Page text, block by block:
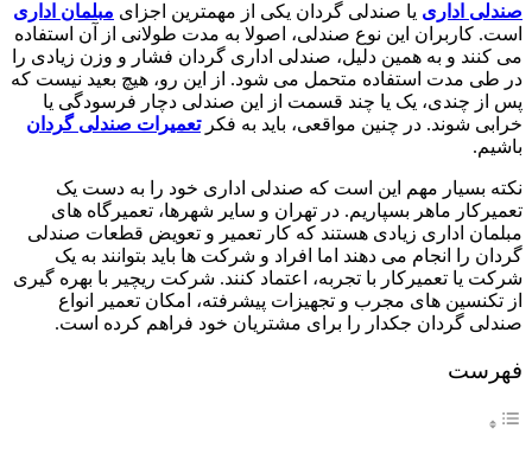
صندلی اداری یا صندلی گردان یکی از مهمترین اجزای مبلمان اداری
است. کاربران این نوع صندلی، اصولا به مدت طولانی از آن استفاده
می کنند و به همین دلیل، صندلی اداری گردان فشار و وزن زیادی را
در طی مدت استفاده متحمل می شود. از این رو، هیچ بعید نیست که
پس از چندی، یک یا چند قسمت از این صندلی دچار فرسودگی یا
خرابی شوند. در چنین مواقعی، باید به فکرتعمیرات صندلی گردان
باشیم.
نکته بسیار مهم این است که صندلی اداری خود را به دست یک
تعمیرکار ماهر بسپاریم. در تهران و سایر شهرها، تعمیرگاه های
مبلمان اداری زیادی هستند که کار تعمیر و تعویض قطعات صندلی
گردان را انجام می دهند اما افراد و شرکت ها باید بتوانند به یک
شرکت یا تعمیرکار با تجربه، اعتماد کنند. شرکت ریچیر با بهره گیری
از تکنسین های مجرب و تجهیزات پیشرفته، امکان تعمیر انواع
صندلی گردان جکدار را برای مشتریان خود فراهم کرده است.
فهرست